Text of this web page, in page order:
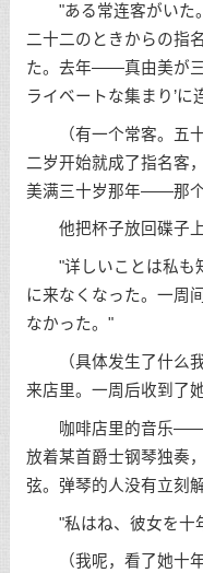
"ある常连客がいた
二十二のときからの指
た。去年——真由美が
ライベートな集まり’に
（有一个常客。五十
二岁开始就成了指名客
美满三十岁那年——那个
他把杯子放回碟子上
"详しいことは私も
に来なくなった。一周
なかった。"
（具体发生了什么我
来店里。一周后收到了
咖啡店里的音乐——一
放着某首爵士钢琴独奏
弦。弹琴的人没有立刻
"私はね、彼女を十
（我呢，看了她十年